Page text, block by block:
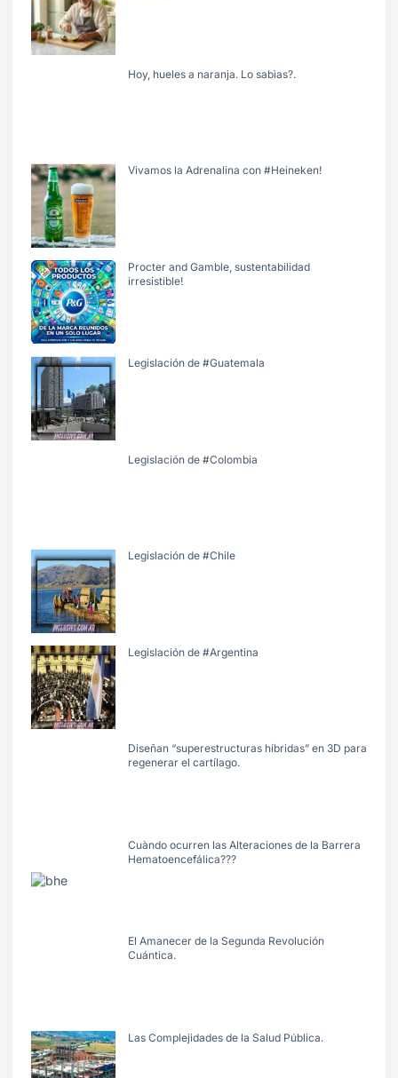
Hoy, hueles a naranja. Lo sabìas?.
Vivamos la Adrenalina con #Heineken!
Procter and Gamble, sustentabilidad
irresistible!
Legislación de #Guatemala
Legislación de #Colombia
Legislación de #Chile
Legislación de #Argentina
Diseñan “superestructuras híbridas” en 3D para
regenerar el cartílago.
Cuàndo ocurren las Alteraciones de la Barrera
Hematoencefálica???
El Amanecer de la Segunda Revolución
Cuántica.
Las Complejidades de la Salud Pública.